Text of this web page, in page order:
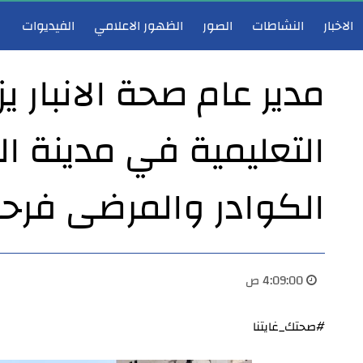
الاخبار النشاطات الصور الظهور الاعلامي الفيديوات
مدير عام صحة
التعليمية في مدينة
الكوادر والمرضى
4:09:00 ص
#صحتك_غايتنا